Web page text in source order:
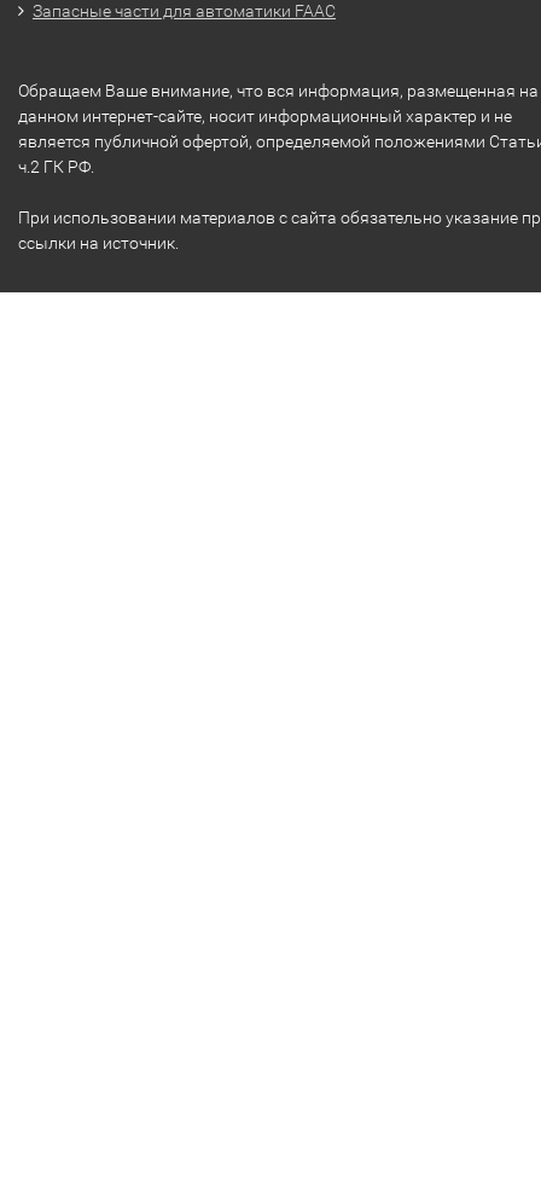
Запасные части для автоматики FAAC
Обращаем Ваше внимание, что вся информация, размещенная на
данном интернет-сайте, носит информационный характер и не
является публичной офертой, определяемой положениями
ч.2 ГК РФ.
При использовании материалов с сайта обязательно указание
ссылки на источник.